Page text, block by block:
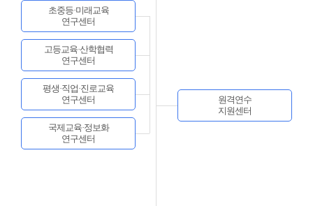
초중등·미래교육
연구센터
고등교육·산학협력
연구센터
평생·직업·진로교육
연구센터
국제교육·정보화
연구센터
원격연수
지원센터